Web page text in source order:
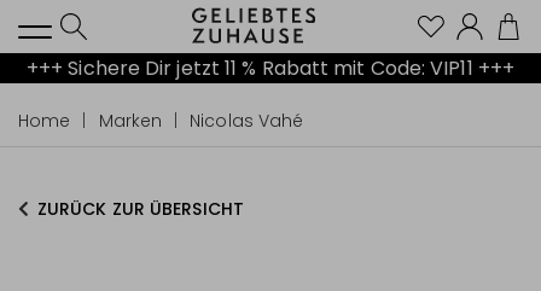
+++ Sichere Dir jetzt 11 % Rabatt mit Code: VIP11 +++
Home Marken Nicolas Vahé
ZURÜCK ZUR ÜBERSICHT